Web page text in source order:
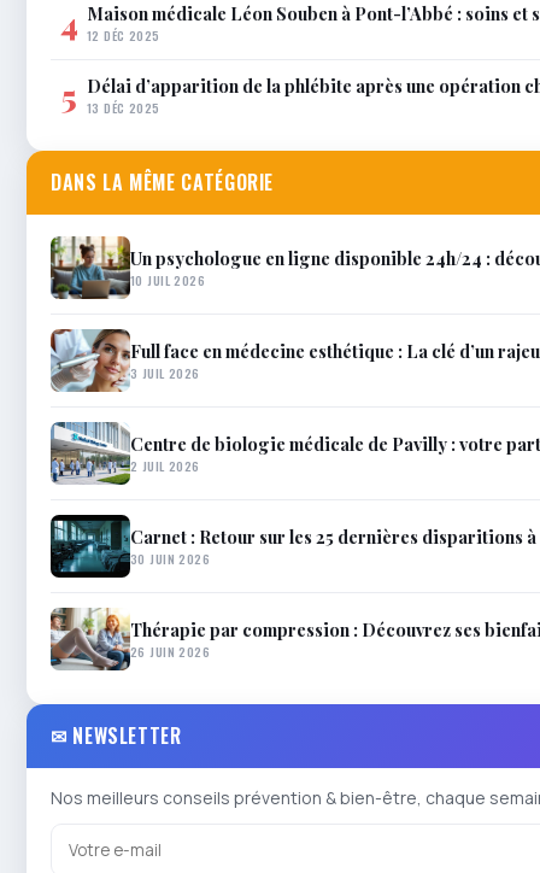
4 Maison médicale Léon Souben à Pont-l’Abbé : soins et
12 DÉC 2025
5 Délai d’apparition de la phlébite après une opération
13 DÉC 2025
DANS LA MÊME CATÉGORIE
Un psychologue en ligne disponible 24h/24 :
10 JUIL 2026
Full face en médecine esthétique : La clé d’un
3 JUIL 2026
Centre de biologie médicale de Pavilly : votre
2 JUIL 2026
Carnet : Retour sur les 25 dernières disparitions
30 JUIN 2026
Thérapie par compression : Découvrez ses
26 JUIN 2026
✉ NEWSLETTER
Nos meilleurs conseils prévention & bien-être, chaque